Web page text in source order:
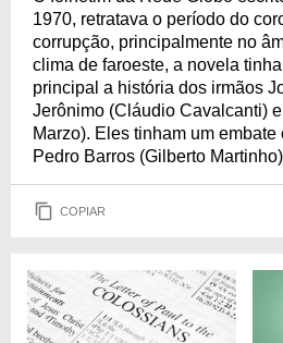
1970, retratava o período do
corrupção, principalmente no
clima de faroeste, a novela
principal a história dos irmãos
Jerônimo (Cláudio Cavalcanti)
Marzo). Eles tinham um
Pedro Barros (Gilberto
COPIAR